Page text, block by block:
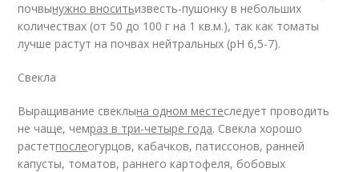
почвынужно вноситьизвесть-пушонку в небольших
количествах (от 50 до 100 г на 1 кв.м.), так как томаты
лучше растут на почвах нейтральных (рН 6,5-7).
Свекла
Выращивание свеклына одном местеследует проводить
не чаще, чемраз в три-четыре года. Свекла хорошо
растетпослеогурцов, кабачков, патиссонов, ранней
капусты, томатов, раннего картофеля, бобовых